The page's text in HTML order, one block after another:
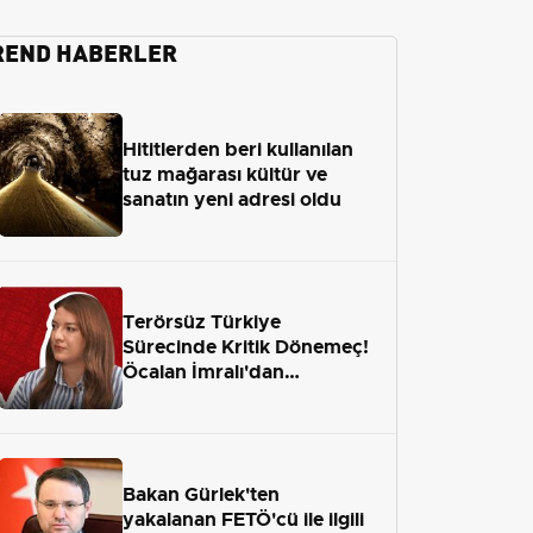
HABERLER
Hititlerden beri kullanılan
tuz mağarası kültür ve
sanatın yeni adresi oldu
Terörsüz Türkiye
Sürecinde Kritik Dönemeç!
Öcalan İmralı'dan
Bakan Gürlek'ten
yakalanan FETÖ'cü ile ilgili